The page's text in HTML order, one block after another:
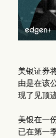
美银证券
由是在该
现了见顶
美银在一
已在第一